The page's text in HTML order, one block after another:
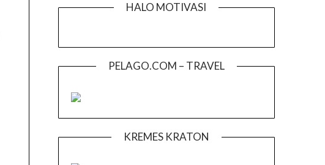
HALO MOTIVASI
PELAGO.COM – TRAVEL
KREMES KRATON